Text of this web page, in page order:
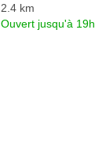
2.4 km
Ouvert jusqu'à 19h